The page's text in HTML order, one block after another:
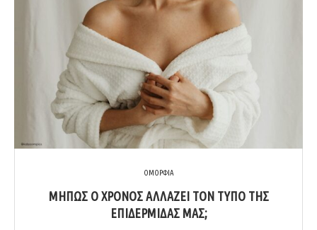
ΟΜΟΡΦΙΑ
ΜΗΠΩΣ Ο ΧΡΟΝΟΣ ΑΛΛΑΖΕΙ ΤΟΝ ΤΥΠΟ ΤΗΣ
ΕΠΙΔΕΡΜΙΔΑΣ ΜΑΣ;